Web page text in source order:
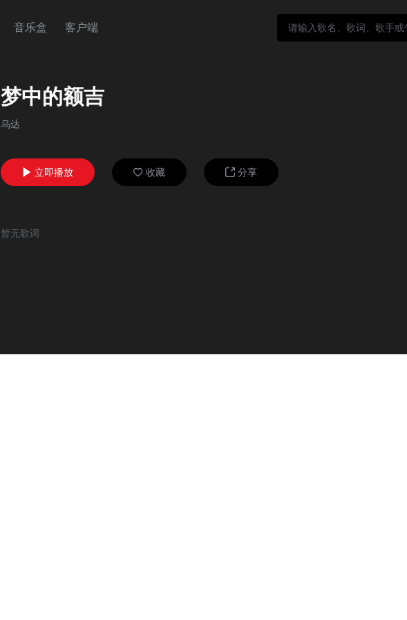
音乐盒 客户端
梦中的额吉
乌达
 立即播放  收藏  分享
暂无歌词